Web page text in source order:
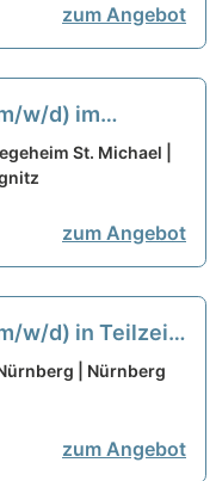
zum Angebot
w/d) im
- Zusammen
St. Michael |
zum Angebot
w/d) in Teilzeit
Ihnen mit
| Nürnberg
zum Angebot